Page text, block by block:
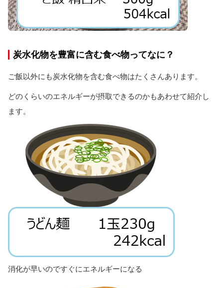
炭水化物を豊富に含む食べ物ってなに？
ご飯以外にも炭水化物を含む食べ物はたくさんあります。
どのくらいのエネルギーが摂取できるのかもあわせて紹介し
ます。
消化が早いのですぐにエネルギーになる